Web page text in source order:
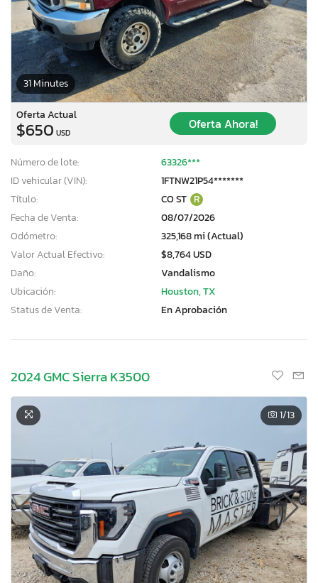
31 Minutes
Oferta Actual
$650 USD
Oferta Ahora!
Número de lote:
63326***
ID vehicular (VIN):
1FTNW21P54*******
Título:
CO ST R
Fecha de Venta:
08/07/2026
Odómetro:
325,168 mi (Actual)
Valor Actual Efectivo:
$8,764 USD
Daño:
Vandalismo
Ubicación:
Houston, TX
Status de Venta:
En Aprobación
2024 GMC Sierra K3500
1/13
×